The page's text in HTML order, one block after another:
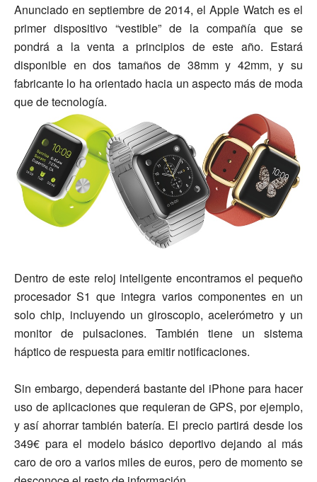
Anunciado en septiembre de 2014, el Apple Watch es el
primer dispositivo “vestible” de la compañía que se
pondrá a la venta a principios de este año. Estará
disponible en dos tamaños de 38mm y 42mm, y su
fabricante lo ha orientado hacia un aspecto más de moda
que de tecnología.
Dentro de este reloj inteligente encontramos el pequeño
procesador S1 que integra varios componentes en un
solo chip, incluyendo un giroscopio, acelerómetro y un
monitor de pulsaciones. También tiene un sistema
háptico de respuesta para emitir notificaciones.
Sin embargo, dependerá bastante del iPhone para hacer
uso de aplicaciones que requieran de GPS, por ejemplo,
y así ahorrar también batería. El precio partirá desde los
349€ para el modelo básico deportivo dejando al más
caro de oro a varios miles de euros, pero de momento se